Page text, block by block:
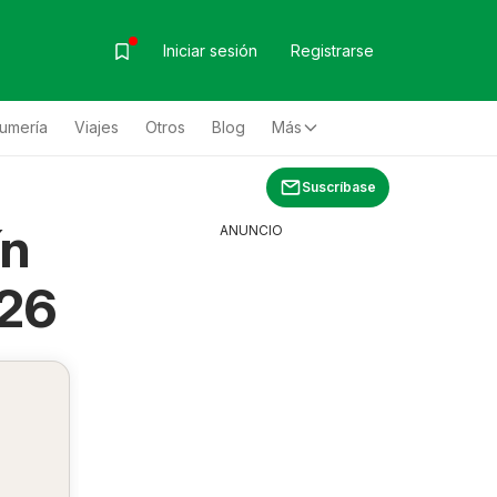
Iniciar sesión Registrarse
Viajes Otros Blog Más
Suscríbase
ANUNCIO